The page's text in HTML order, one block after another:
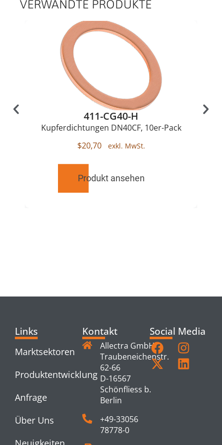
VERWANDTE PRODUKTE
411-CG40-H
Kupferdichtungen DN40CF, 10er-Pack
$20,70
Produkt ansehen
Links
Marktsektoren
Produktentwicklung
Anfrage
Über Uns
Kontakt
Allectra GmbH
Traubeneichenstr.
62-66
D-16567
Schönfliess b.
Berlin
+49-33056
78778-0
Social Media